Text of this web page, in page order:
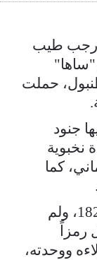
رجب طيب
حملت
جنود
نخبوية
كما
واستُخدمت هذه القبعة حتى عام 1826، ولم
ووحدته،